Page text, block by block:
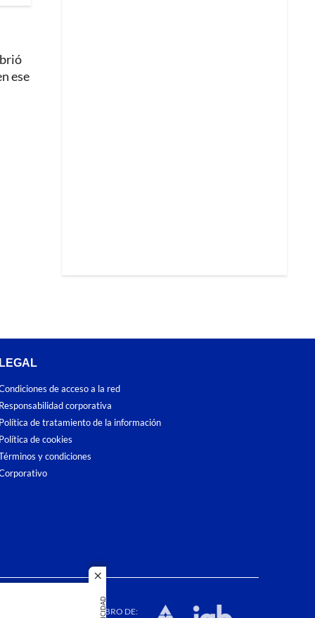
close
ese
de acceso a la red
corporativa
de tratamiento de la información
de cookies
y condiciones
MIEMBRO DE: